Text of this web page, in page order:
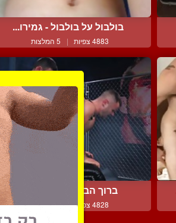
בולבול על בולבול - גמירו...
4883 צפיות | 5 המלצות
ברוך הבא לבית האנאלי
4828 צפיות | 3 המלצות